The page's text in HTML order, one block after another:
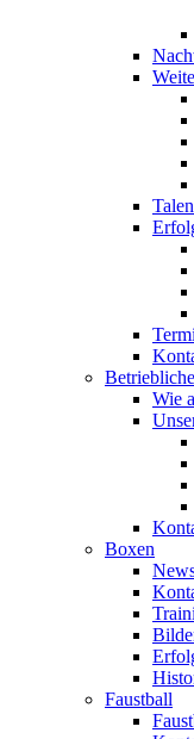
Wie
Boxen
Faustball